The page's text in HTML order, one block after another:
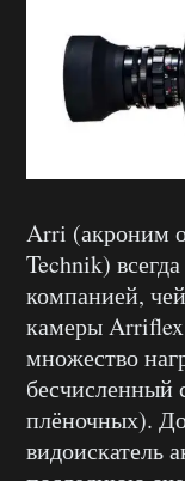
Arri (акроним
Technik)
компанией,
камеры
множество
бесчисленный
плёночных).
видоискатель